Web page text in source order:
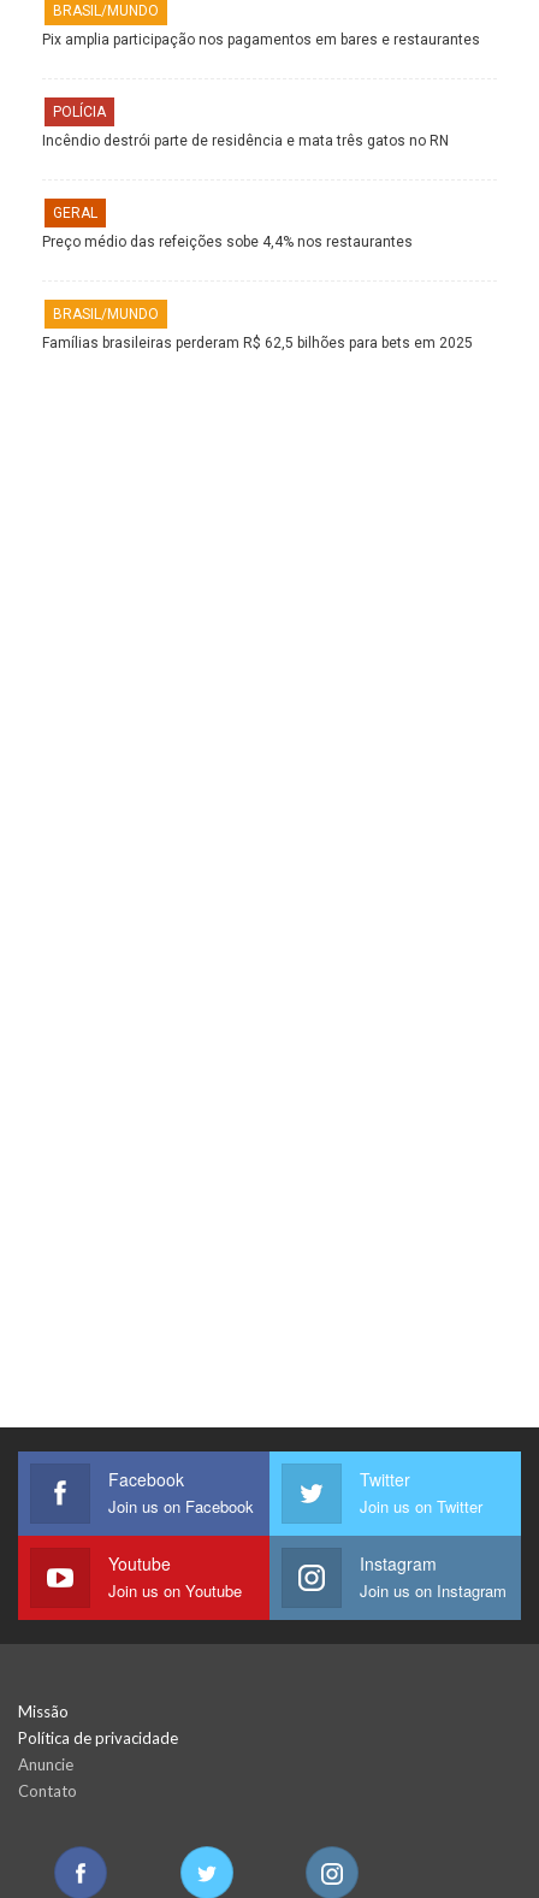
BRASIL/MUNDO
Pix amplia participação nos pagamentos em bares e restaurantes
POLÍCIA
Incêndio destrói parte de residência e mata três gatos no RN
GERAL
Preço médio das refeições sobe 4,4% nos restaurantes
BRASIL/MUNDO
Famílias brasileiras perderam R$ 62,5 bilhões para bets em 2025
Facebook
Join us on Facebook
Twitter
Join us on Twitter
Youtube
Join us on Youtube
Instagram
Join us on Instagram
Missão
Política de privacidade
Anuncie
Contato